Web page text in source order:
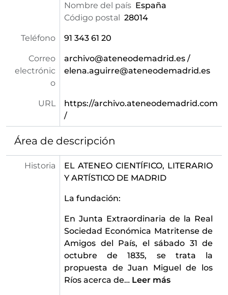
Nombre del país España
Código postal 28014
Teléfono 91 343 61 20
Correo
electrónic
o
archivo@ateneodemadrid.es /
elena.aguirre@ateneodemadrid.es
URL
https://archivo.ateneodemadrid.com
/
Área de descripción
Historia
EL ATENEO CIENTÍFICO, LITERARIO
Y ARTÍSTICO DE MADRID
La fundación:
En Junta Extraordinaria de la Real
Sociedad Económica Matritense de
Amigos del País, el sábado 31 de
octubre de 1835, se trata la
propuesta de Juan Miguel de los
Ríos acerca de… Leer más